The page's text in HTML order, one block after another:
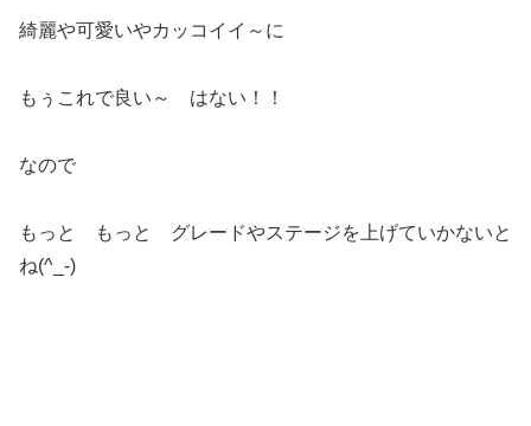
綺麗や可愛いやカッコイイ～に
もぅこれで良い～ はない！！
なので
もっと もっと グレードやステージを上げていかないと
ね(^_-)